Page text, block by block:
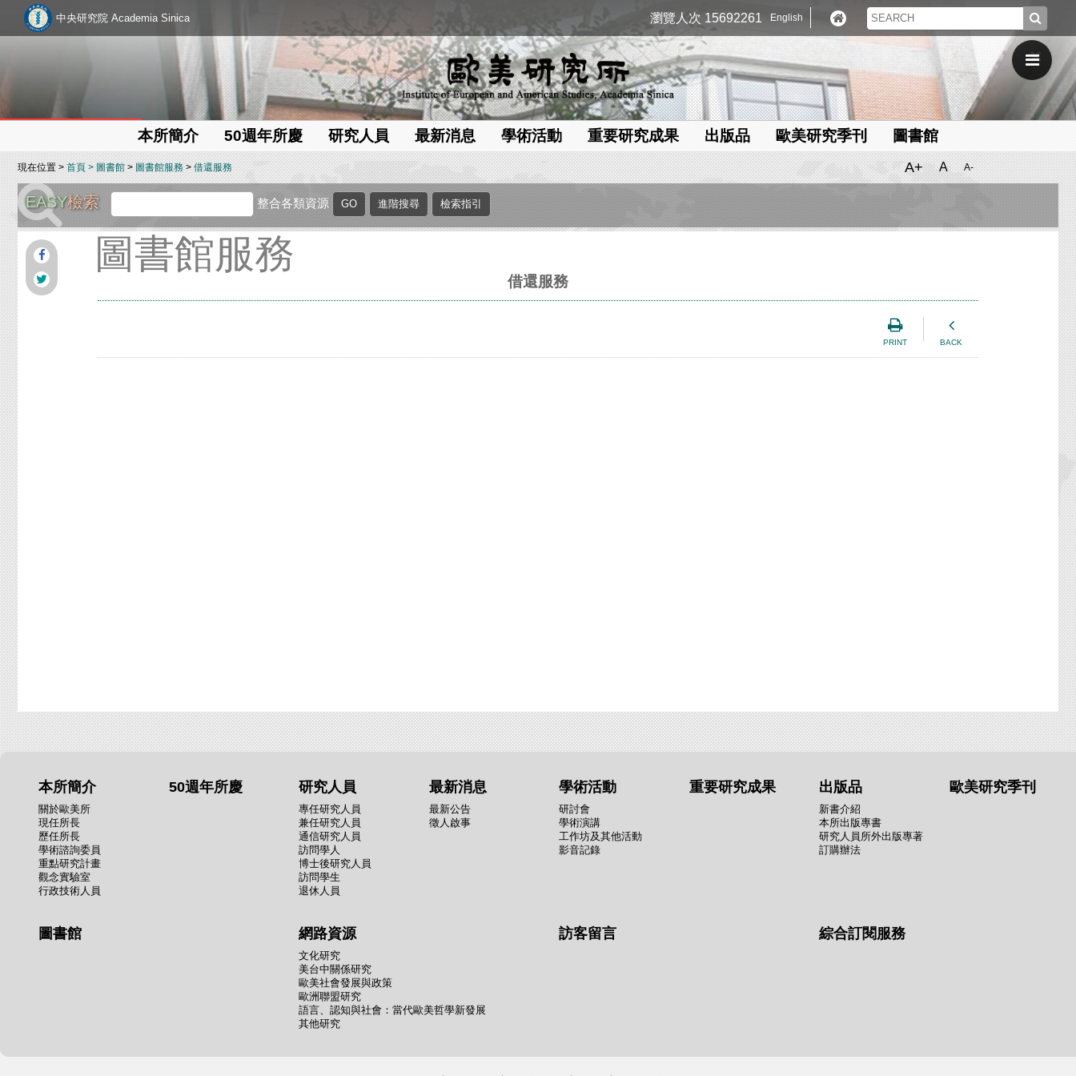
中央研究院 Academia Sinica 瀏覽人次 15692261 English
本所簡介 50週年所慶 研究人員 最新消息 學術活動 重要研究成果 出版品 歐美研究季刊 圖書館
現在位置 >首頁 >圖書館>圖書館服務>借還服務 A+ A A-
EASY檢索 整合各類資源
圖書館服務
借還服務
PRINT BACK
本所簡介
關於歐美所
現任所長
歷任所長
學術諮詢委員
重點研究計畫
觀念實驗室
行政技術人員
50週年所慶 研究人員
專任研究人員
兼任研究人員
通信研究人員
訪問學人
博士後研究人員
訪問學生
退休人員
最新消息
最新公告
徵人啟事
學術活動
研討會
學術演講
工作坊及其他活動
影音記錄
重要研究成果 出版品
新書介紹
本所出版專書
研究人員所外出版專著
訂購辦法
歐美研究季刊
圖書館 網路資源
文化研究
美台中關係研究
歐美社會發展與政策
歐洲聯盟研究
語言、認知與社會：當代歐美哲學新發展
其他研究
訪客留言 綜合訂閱服務